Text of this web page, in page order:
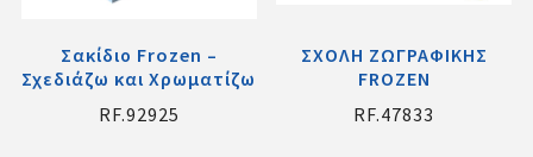
Σακίδιο Frozen –
Σχεδιάζω και Χρωματίζω
RF.92925
ΣΧΟΛΗ ΖΩΓΡΑΦΙΚΗΣ
FROZEN
RF.47833